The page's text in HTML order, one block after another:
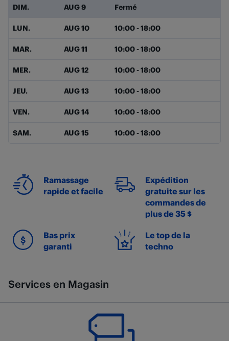
Jour de la semaine Heures
DIM. AUG 9 Fermé
LUN. AUG 10 10:00-18:00
MAR. AUG 11 10:00-18:00
MER. AUG 12 10:00-18:00
JEU. AUG 13 10:00-18:00
VEN. AUG 14 10:00-18:00
SAM. AUG 15 10:00-18:00
Ramassage
rapide et facile
Expédition
gratuite sur les
commandes de
plus de 35 $
Bas prix
garanti
Le top de la
techno
Services en Magasin